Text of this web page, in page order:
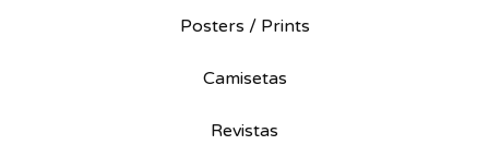
Posters / Prints
Camisetas
Revistas